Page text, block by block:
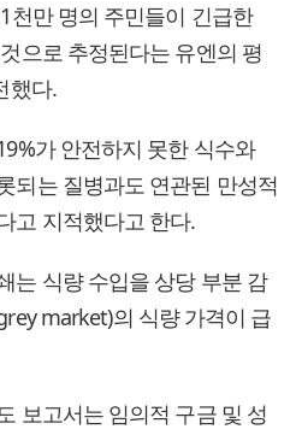
천만 명의 주민들이 긴급한
으로 추정된다는 유엔의 평
했다.
가 안전하지 못한 식수와
되는 질병과도 연관된 만성적
고 지적했다고 한다.
는 식량 수입을 상당 부분 감
market)의 식량 가격이 급
보고서는 임의적 구금 및 성